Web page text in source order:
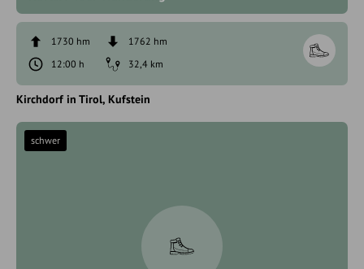
1730 hm
1762 hm
12:00 h
32,4 km
Kirchdorf in Tirol Kufstein
schwer